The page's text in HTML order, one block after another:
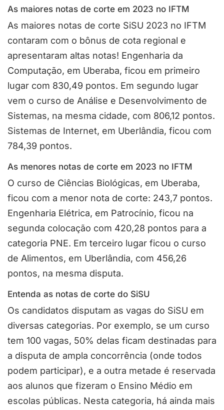
As maiores notas de corte em 2023 no IFTM
As maiores notas de corte SiSU 2023 no IFTM
contaram com o bônus de cota regional e
apresentaram altas notas! Engenharia da
Computação, em Uberaba, ficou em primeiro
lugar com 830,49 pontos. Em segundo lugar
vem o curso de Análise e Desenvolvimento de
Sistemas, na mesma cidade, com 806,12 pontos.
Sistemas de Internet, em Uberlândia, ficou com
784,39 pontos.
As menores notas de corte em 2023 no IFTM
O curso de Ciências Biológicas, em Uberaba,
ficou com a menor nota de corte: 243,7 pontos.
Engenharia Elétrica, em Patrocínio, ficou na
segunda colocação com 420,28 pontos para a
categoria PNE. Em terceiro lugar ficou o curso
de Alimentos, em Uberlândia, com 456,26
pontos, na mesma disputa.
Entenda as notas de corte do SiSU
Os candidatos disputam as vagas do SiSU em
diversas categorias. Por exemplo, se um curso
tem 100 vagas, 50% delas ficam destinadas para
a disputa de ampla concorrência (onde todos
podem participar), e a outra metade é reservada
aos alunos que fizeram o Ensino Médio em
escolas públicas. Nesta categoria, há ainda mais